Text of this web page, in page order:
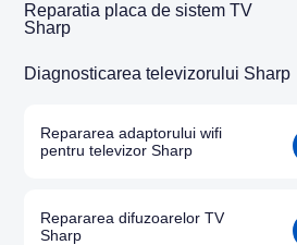
Reparatia placa de sistem TV
Sharp
Diagnosticarea televizorului Sharp
Repararea adaptorului wifi
pentru televizor Sharp
Repararea difuzoarelor TV
Sharp